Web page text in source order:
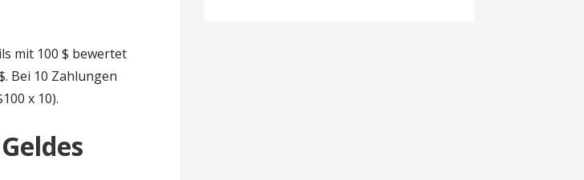
mit 100 $ bewertet
Bei 10 Zahlungen
x 10).